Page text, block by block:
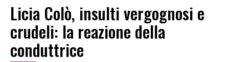
Licia Colò, insulti vergognosi e
crudeli: la reazione della
conduttrice